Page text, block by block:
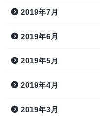
2019年7月
2019年6月
2019年5月
2019年4月
2019年3月